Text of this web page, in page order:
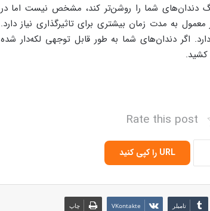
دندان‌های شما را روشن‌تر کند، مشخص نیست اما در
به مدت زمان بیشتری برای تاثیرگذاری نیاز دارد.
اگر دندان‌های شما به طور قابل توجهی لکه‌دار شده
کشید.
Rate this post
URL را کپی کنید
‫تامبلر ‫VKontakte چاپ